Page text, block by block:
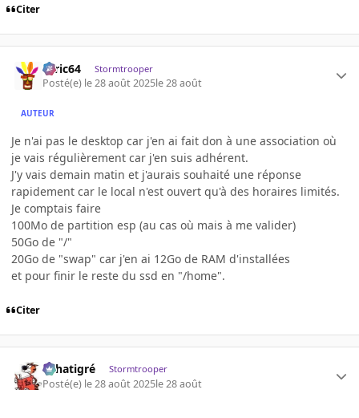
Citer
ceric64 Stormtrooper
Posté(e) le 28 août 2025le 28 août
AUTEUR
Je n'ai pas le desktop car j'en ai fait don à une association où
je vais régulièrement car j'en suis adhérent.
J'y vais demain matin et j'aurais souhaité une réponse
rapidement car le local n'est ouvert qu'à des horaires limités.
Je comptais faire
100Mo de partition esp (au cas où mais à me valider)
50Go de "/"
20Go de "swap" car j'en ai 12Go de RAM d'installées
et pour finir le reste du ssd en "/home".
Citer
r.chatigré Stormtrooper
Posté(e) le 28 août 2025le 28 août